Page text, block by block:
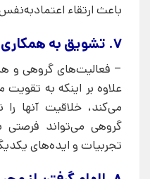
باعث ارتقاء
7. تشویق به همکاری و کار گروهی
– فعالیت‌های گروهی و
علاوه بر اینکه به
می‌کند، خلاقیت آنها
گروهی می‌تواند فرصتی
تجربیات و ایده‌های